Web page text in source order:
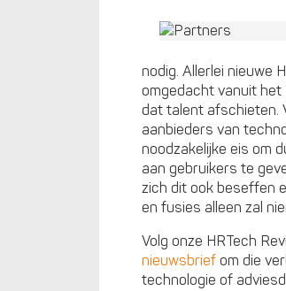
nodig. Allerlei nieuwe
omgedacht vanuit het
dat talent afschieten.
aanbieders van
noodzakelijke eis om
aan gebruikers te
zich dit ook beseffen
en fusies alleen zal
Volg onze HRTech
nieuwsbrief om die
technologie of